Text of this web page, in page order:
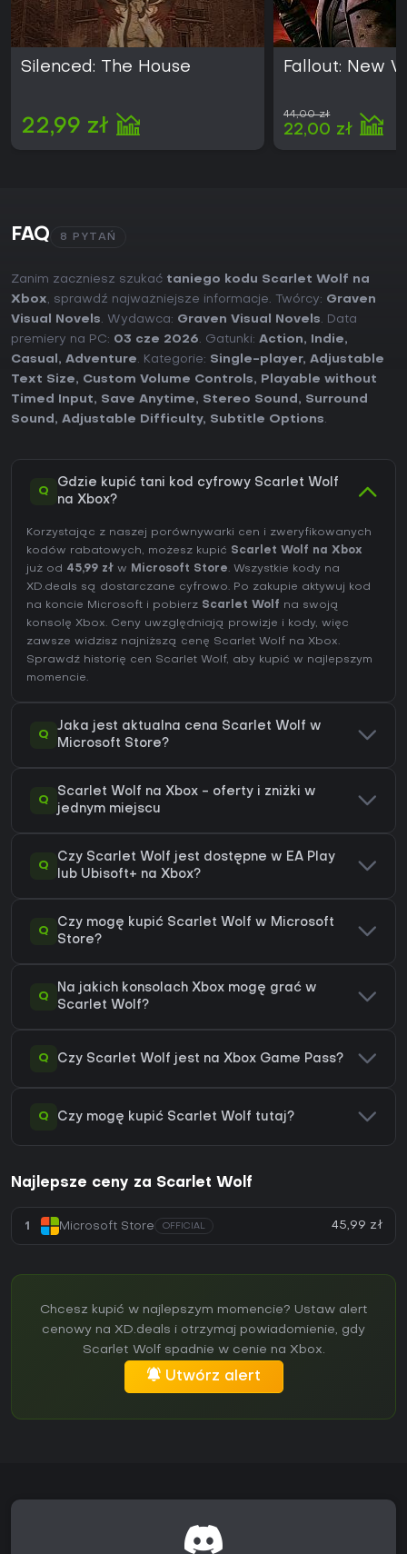
Silenced: The House
22,99 zł
Fallout: New
44,00 zł
22,00 zł
FAQ 8 PYTAŃ
Zanim zaczniesz szukać taniego kodu Scarlet Wolf na
Xbox, sprawdź najważniejsze informacje. Twórcy: Graven
Visual Novels. Wydawca: Graven Visual Novels. Data
premiery na PC: 03 cze 2026. Gatunki: Action, Indie,
Casual , Adventure. Kategorie: Single-player, Adjustable
Text Size, Custom Volume Controls,
Playable without
Timed Input, Save Anytime, Stereo Sound , Surround
Sound , Adjustable Difficulty, Subtitle Options.
Q
Gdzie kupić tani kod cyfrowy Scarlet Wolf
na Xbox?
Korzystając z naszej porównywarki cen i zweryfikowanych
kodów rabatowych, możesz kupić Scarlet Wolf na Xbox
już od 45,99 zł w Microsoft Store. Wszystkie kody na
XD.deals są dostarczane cyfrowo. Po zakupie aktywuj kod
na koncie Microsoft i pobierz Scarlet Wolf na swoją
konsolę Xbox. Ceny uwzględniają prowizje i kody, więc
zawsze widzisz najniższą cenę Scarlet Wolf na Xbox.
Sprawdź historię cen Scarlet Wolf, aby kupić w najlepszym
momencie.
Q
Jaka jest aktualna cena Scarlet Wolf w
Microsoft Store?
Q
Scarlet Wolf na Xbox - oferty i zniżki w
jednym miejscu
Q
Czy Scarlet Wolf jest dostępne w EA Play
lub Ubisoft+ na Xbox?
Q
Czy mogę kupić Scarlet Wolf w Microsoft
Store?
Q
Na jakich konsolach Xbox mogę grać w
Scarlet Wolf?
Q Czy Scarlet Wolf jest na Xbox Game Pass?
Q Czy mogę kupić Scarlet Wolf tutaj?
Najlepsze ceny za Scarlet Wolf
1 Microsoft Store OFFICIAL 45,99 zł
Chcesz kupić w najlepszym momencie? Ustaw alert
cenowy na XD.deals i otrzymaj powiadomienie, gdy
Scarlet Wolf spadnie w cenie na Xbox.
Utwórz alert